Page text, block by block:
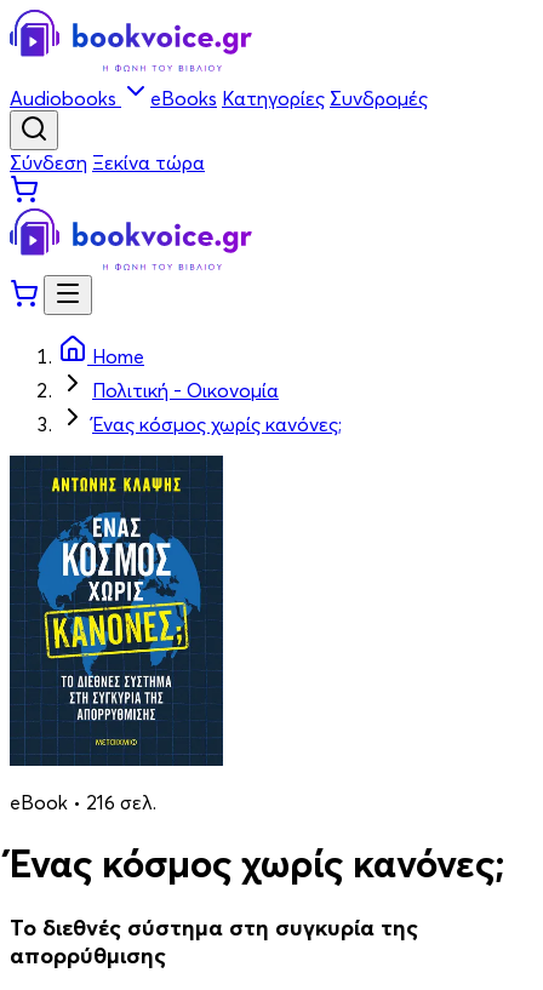
Audiobooks eBooks Κατηγορίες Συνδρομές
Σύνδεση Ξεκίνα τώρα
Home
Πολιτική - Οικονομία
Ένας κόσμος χωρίς κανόνες;
eBook • 216 σελ.
Ένας κόσμος χωρίς κανόνες;
Το διεθνές σύστημα στη συγκυρία της
απορρύθμισης